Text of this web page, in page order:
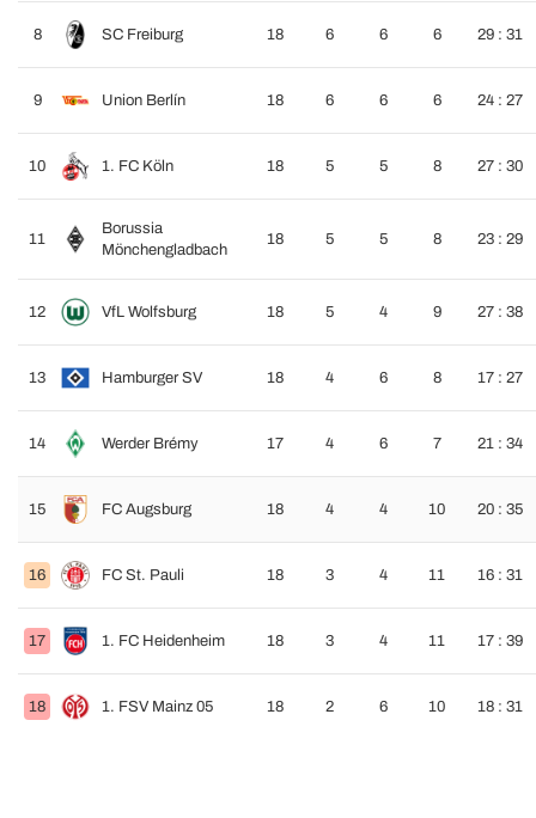
8 SC Freiburg 18 6 6 6 29 : 31
9 Union Berlín 18 6 6 6 24 : 27
10 1. FC Köln 18 5 5 8 27 : 30
11
Borussia
Mönchengladbach
18 5 5 8 23 : 29
12 VfL Wolfsburg 18 5 4 9 27 : 38
13 Hamburger SV 18 4 6 8 17 : 27
14 Werder Brémy 17 4 6 7 21 : 34
15 FC Augsburg 18 4 4 10 20 : 35
16 FC St. Pauli 18 3 4 11 16 : 31
17 1. FC Heidenheim 18 3 4 11 17 : 39
18 1. FSV Mainz 05 18 2 6 10 18 : 31